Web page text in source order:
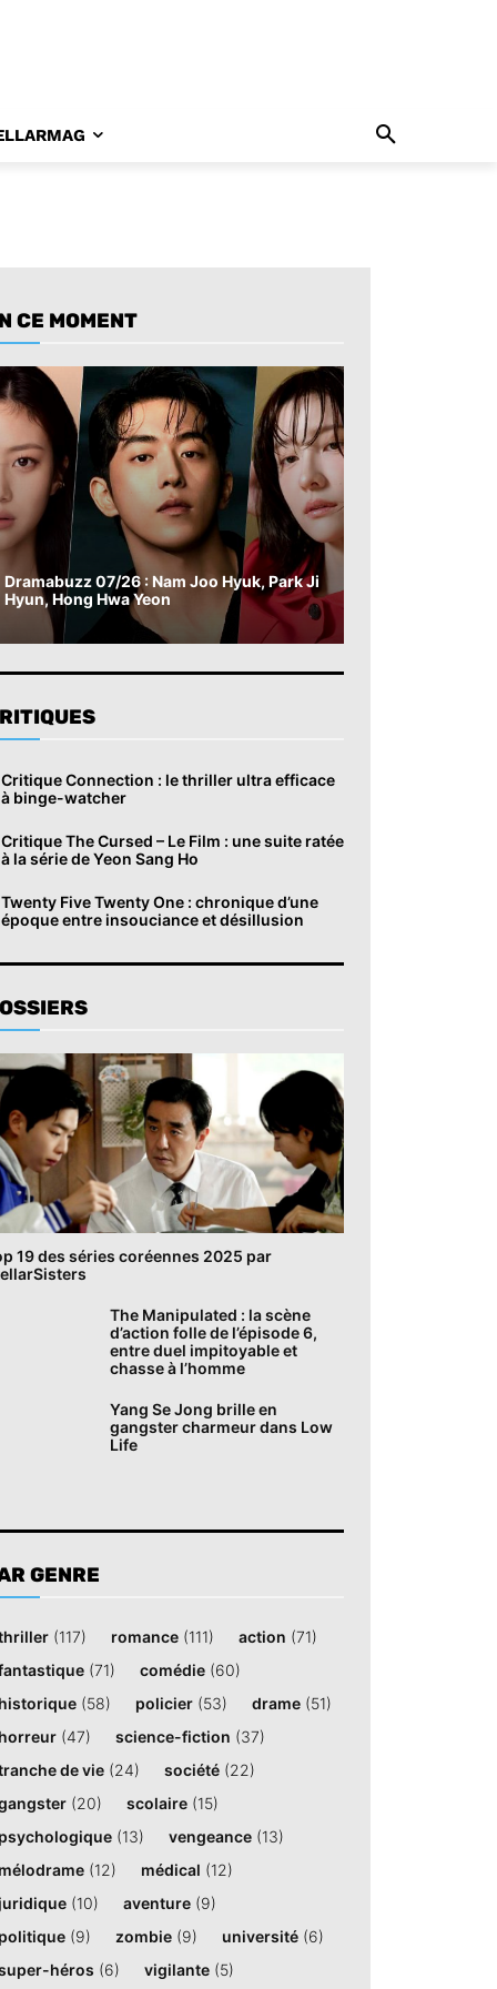
CE MOMENT
Dramabuzz 07/26 : Nam Joo Hyuk, Park Ji
Hyun, Hong Hwa Yeon
Critique Connection : le thriller ultra efficace
à binge-watcher
Critique The Cursed – Le Film : une suite ratée
à la série de Yeon Sang Ho
Twenty Five Twenty One : chronique d’une
époque entre insouciance et désillusion
19 des séries coréennes 2025 par
The Manipulated : la scène
d’action folle de l’épisode 6,
entre duel impitoyable et
chasse à l’homme
Yang Se Jong brille en
gangster charmeur dans Low
Life
GENRE
(117) romance (111) action (71)
(71) comédie (60)
historique (58) policier (53) drame (51)
horreur (47) science-fiction (37)
de vie (24) société (22)
(20) scolaire (15)
psychologique (13) vengeance (13)
mélodrame (12) médical (12)
(10) aventure (9)
politique (9) zombie (9) université (6)
héros (6) vigilante (5)